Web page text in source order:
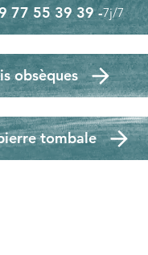
77 55 39 39 -7j/7
obsèques
tombale